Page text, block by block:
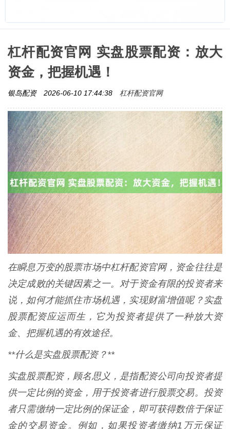
杠杆配资官网 实盘股票配资：放大
资金，把握机遇！
银岛配资 2026-06-10 17:44:38 杠杆配资官网
在瞬息万变的股票市场中杠杆配资官网，资金往往是
决定成败的关键因素之一。对于资金有限的投资者来
说，如何才能抓住市场机遇，实现财富增值呢？实盘
股票配资应运而生，它为投资者提供了一种放大资
金、把握机遇的有效途径。
**什么是实盘股票配资？**
实盘股票配资，顾名思义，是指配资公司向投资者提
供一定比例的资金，用于投资者进行股票交易。投资
者只需缴纳一定比例的保证金，即可获得数倍于保证
金的交易资金。例如，如果投资者缴纳1万元保证